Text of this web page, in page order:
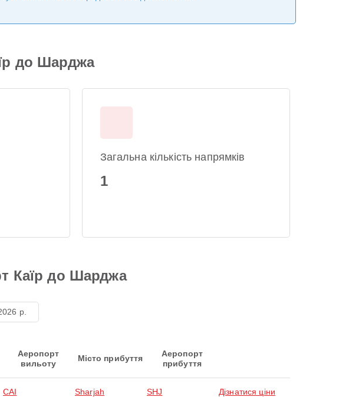
до Шарджа
Загальна кількість напрямків
1
Каїр до Шарджа
р.
Аеропорт
вильоту
Місто прибуття
Аеропорт
прибуття
CAI Sharjah SHJ Дізнатися ціни